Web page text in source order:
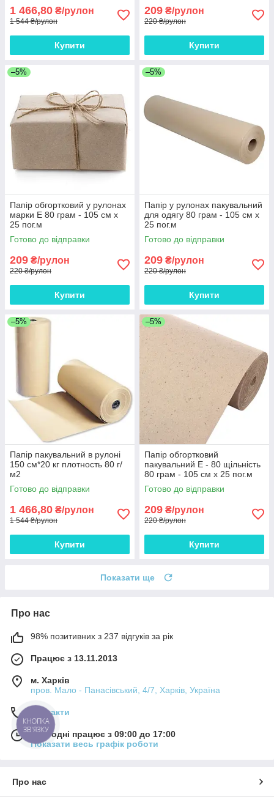
1 466,80 ₴/рулон
1 544 ₴/рулон
Купити
209 ₴/рулон
220 ₴/рулон
Купити
–5%
Папір обгортковий у рулонах
марки Е 80 грам - 105 см х
25 пог.м
Готово до відправки
209 ₴/рулон
220 ₴/рулон
Купити
–5%
Папір у рулонах пакувальний
для одягу 80 грам - 105 см х
25 пог.м
Готово до відправки
209 ₴/рулон
220 ₴/рулон
Купити
–5%
Папір пакувальний в рулоні
150 см*20 кг плотность 80 г/
м2
Готово до відправки
1 466,80 ₴/рулон
1 544 ₴/рулон
Купити
–5%
Папір обгортковий
пакувальний Е - 80 щільність
80 грам - 105 см х 25 пог.м
Готово до відправки
209 ₴/рулон
220 ₴/рулон
Купити
Показати ще
Про нас
98% позитивних з 237 відгуків за рік
Працює з 13.11.2013
м. Харків
пров. Мало - Панасівський, 4/7, Харків, Україна
Контакти
Сьогодні працює з 09:00 до 17:00
Показати весь графік роботи
Про нас
КНОПКА
ЗВ'ЯЗКУ